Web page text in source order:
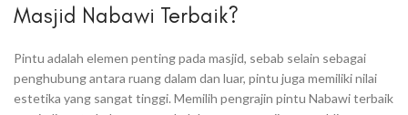
Masjid Nabawi Terbaik?
Pintu adalah elemen penting pada masjid, sebab selain sebagai
penghubung antara ruang dalam dan luar, pintu juga memiliki nilai
estetika yang sangat tinggi. Memilih pengrajin pintu Nabawi terbaik